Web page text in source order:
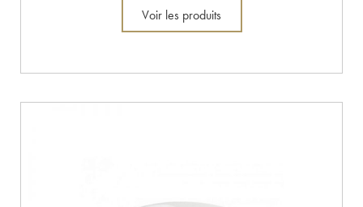
Voir les produits